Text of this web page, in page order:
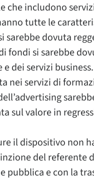
includono
tutte le
dovuta
fondi si sarebbe
dei servizi
nei servizi di
sul valore in
il dispositivo non
del referente
pubblica e con la